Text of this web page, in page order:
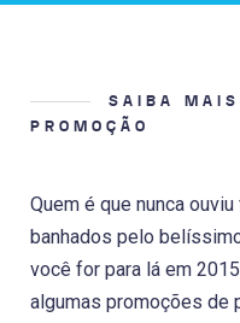
SAIBA MAIS
PROMOÇÃO
Quem é que nunca
banhados pelo
você for para lá em
algumas promoções de